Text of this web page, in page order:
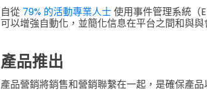
自從 79% 的活動專業人士使用事件管理系統（
可以增強自動化，並簡化信息在平台之間和與與
產品推出
產品營銷將銷售和營銷聯繫在一起，是確保產